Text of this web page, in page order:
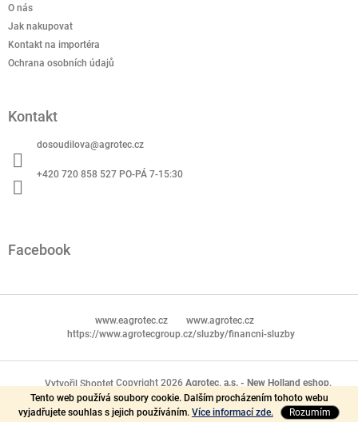
Tento web používá soubory cookie. Dalším procházením tohoto webu
vyjadřujete souhlas s jejich používáním. Více informací zde. Rozumím
O nás
Jak nakupovat
Kontakt na importéra
Ochrana osobních údajů
Kontakt
dosoudilova@agrotec.cz
+420 720 858 527 PO-PÁ 7-15:30
Facebook
www.eagrotec.cz
www.agrotec.cz
https://www.agrotecgroup.cz/sluzby/financni-sluzby
Vytvořil Shoptet Copyright 2026Agrotec, a.s. - New Holland eshop.
Všechna práva vyhrazena.